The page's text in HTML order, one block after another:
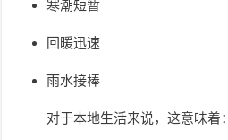
寒潮短暂
回暖迅速
雨水接棒
对于本地生活来说，这意味着：